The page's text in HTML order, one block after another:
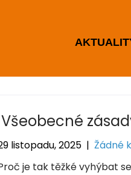
Všeobecné
listopadu, 2025 |Žádné
je tak těžké vyhýbat